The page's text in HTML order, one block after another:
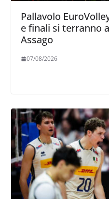
Pallavolo
e finali si terranno
Assago
07/08/2026